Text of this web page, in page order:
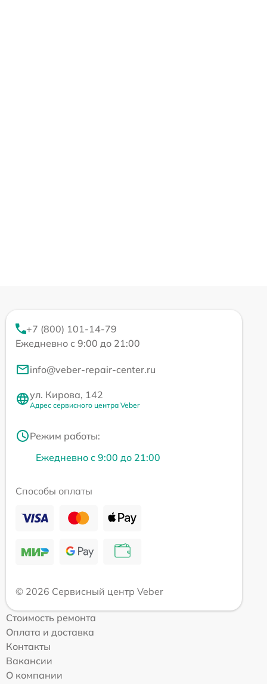
+7 (800) 101-14-79
Ежедневно с 9:00 до 21:00
info@veber-repair-center.ru
ул. Кирова, 142
Адрес сервисного центра Veber
Режим работы:
Ежедневно с 9:00 до 21:00
Способы оплаты
© 2026 Сервисный центр Veber
Стоимость ремонта
Оплата и доставка
Контакты
Вакансии
О компании